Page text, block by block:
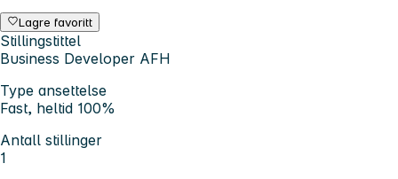
Lagre favoritt
Stillingstittel
Business Developer AFH
Type ansettelse
Fast, heltid 100%
Antall stillinger
1